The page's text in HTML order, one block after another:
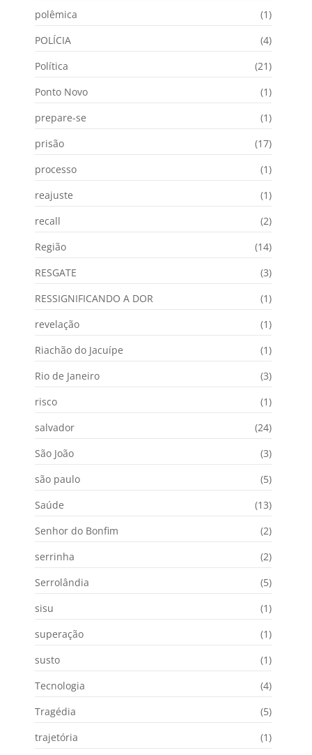
polêmica
(1)
POLÍCIA
(4)
Política
(21)
Ponto Novo
(1)
prepare-se
(1)
prisão
(17)
processo
(1)
reajuste
(1)
recall
(2)
Região
(14)
RESGATE
(3)
RESSIGNIFICANDO A DOR
(1)
revelação
(1)
Riachão do Jacuípe
(1)
Rio de Janeiro
(3)
risco
(1)
salvador
(24)
São João
(3)
são paulo
(5)
Saúde
(13)
Senhor do Bonfim
(2)
serrinha
(2)
Serrolândia
(5)
sisu
(1)
superação
(1)
susto
(1)
Tecnologia
(4)
Tragédia
(5)
trajetória
(1)